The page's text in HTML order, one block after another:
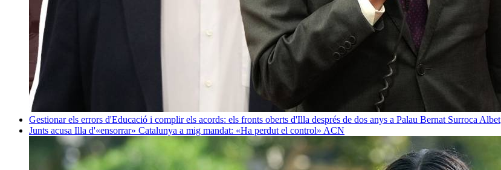
Gestionar els errors d'Educació i complir els acords: els fronts oberts d'Illa després de dos anys a Palau Bernat Surroca Albet
Junts acusa Illa d'«ensorrar» Catalunya a mig mandat: «Ha perdut el control» ACN